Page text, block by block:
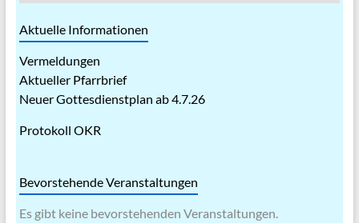
Aktuelle Informationen
Vermeldungen
Aktueller Pfarrbrief
Neuer Gottesdienstplan ab 4.7.26
Protokoll OKR
Bevorstehende Veranstaltungen
Es gibt keine bevorstehenden Veranstaltungen.